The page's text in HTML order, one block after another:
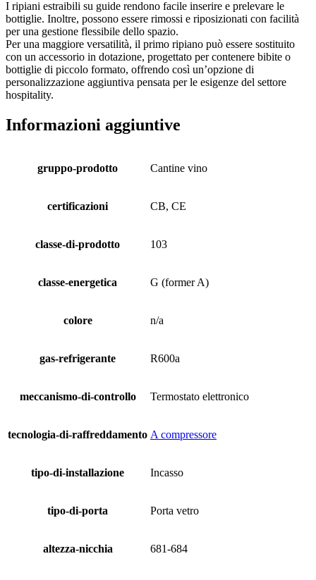
I ripiani estraibili su guide rendono facile inserire e prelevare le
bottiglie. Inoltre, possono essere rimossi e riposizionati con facilità
per una gestione flessibile dello spazio.
Per una maggiore versatilità, il primo ripiano può essere sostituito
con un accessorio in dotazione, progettato per contenere bibite o
bottiglie di piccolo formato, offrendo così un’opzione di
personalizzazione aggiuntiva pensata per le esigenze del settore
hospitality.
Informazioni aggiuntive
gruppo-prodotto Cantine vino
certificazioni CB, CE
classe-di-prodotto 103
classe-energetica G (former A)
colore n/a
gas-refrigerante R600a
meccanismo-di-controllo Termostato elettronico
tecnologia-di-raffreddamento A compressore
tipo-di-installazione Incasso
tipo-di-porta Porta vetro
altezza-nicchia 681-684